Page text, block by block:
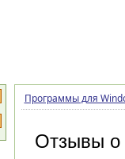
Программы для
Отзывы о